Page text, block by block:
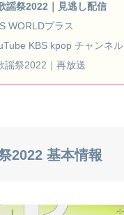
謡祭2022｜見逃し配信
WORLDプラス
KBS kpop チャンネル
謡祭2022｜再放送
2022 基本情報